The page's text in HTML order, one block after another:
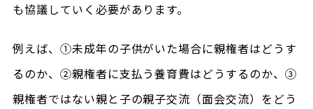
も協議していく必要があります。
例えば、①未成年の子供がいた場合に親権者はどうす
るのか、②親権者に支払う養育費はどうするのか、③
親権者ではない親と子の親子交流（面会交流）をどう